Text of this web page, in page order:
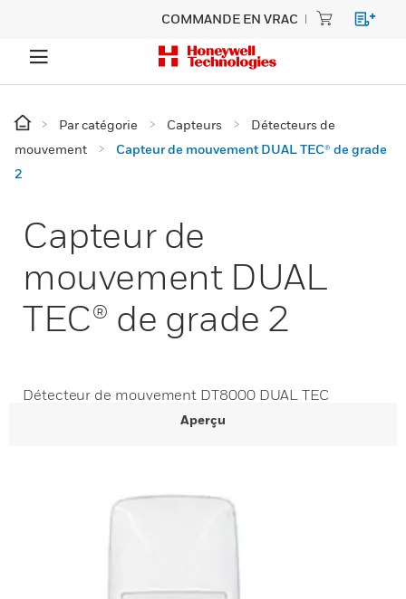
COMMANDE EN VRAC
Par catégorie Capteurs
Détecteurs de
mouvement
Capteur de mouvement DUAL TEC® de grade
2
Capteur de
mouvement DUAL
TEC® de grade 2
Détecteur de mouvement DT8000 DUAL TEC
Aperçu